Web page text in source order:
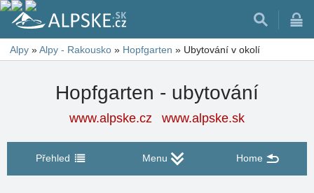
Alpy »Alpy - Rakousko » Hopfgarten » Ubytování v okolí
Hopfgarten - ubytování
www.alpske.cz www.alpske.sk
Přehled Menu Home